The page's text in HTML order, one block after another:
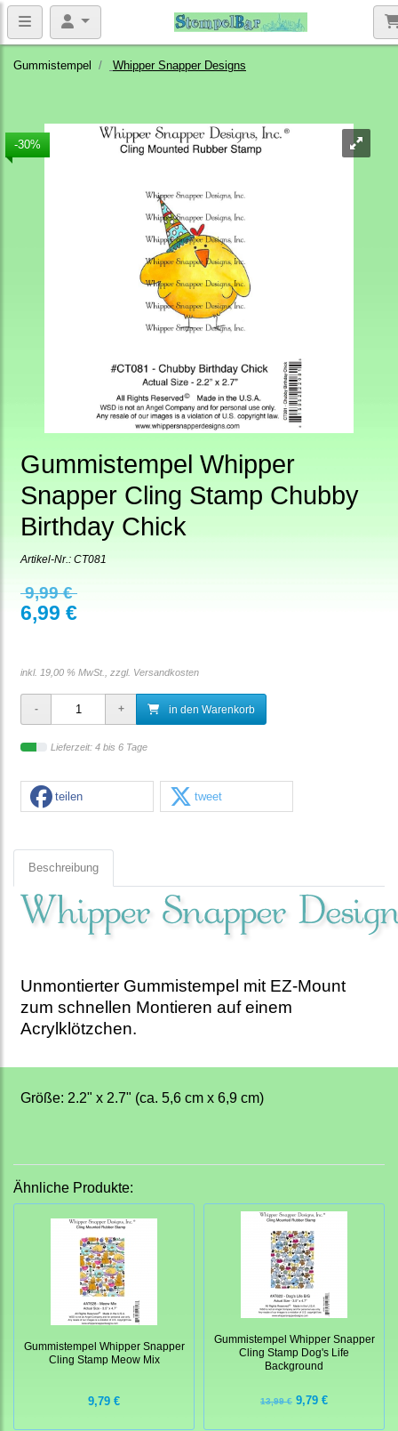
Gummistempel Whipper Snapper Designs
-30%
Gummistempel Whipper
Snapper Cling Stamp Chubby
Birthday Chick
Artikel-Nr.: CT081
9,99 €
6,99 €
inkl. 19,00 % MwSt., zzgl. Versandkosten
in den Warenkorb
Lieferzeit: 4 bis 6 Tage
teilen tweet
Beschreibung
Unmontierter Gummistempel mit EZ-Mount
zum schnellen Montieren auf einem
Acrylklötzchen.
Größe: 2.2" x 2.7" (ca. 5,6 cm x 6,9 cm)
Ähnliche Produkte:
Gummistempel Whipper Snapper
Cling Stamp Meow Mix
9,79 €
Gummistempel Whipper Snapper
Cling Stamp Dog's Life
Background
13,99 € 9,79 €